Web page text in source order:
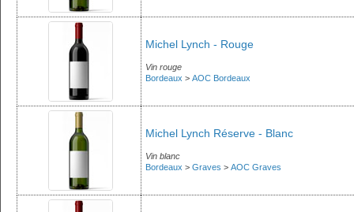
Michel Lynch - Rouge
Vin rouge
Bordeaux > AOC Bordeaux
Michel Lynch Réserve - Blanc
Vin blanc
Bordeaux > Graves > AOC Graves